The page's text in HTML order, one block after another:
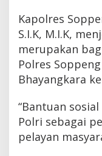
Kapolres
S.I.K, M.I.K,
merupakan
Polres
Bhayangkara
“Bantuan
Polri sebagai
pelayan